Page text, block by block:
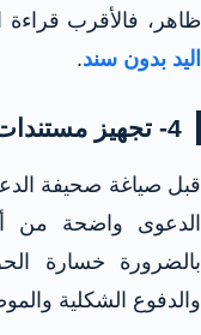
ظاهر، فالأقرب
اليد بدون سند.
4- تجهيز مستندات دعوى الطرد للغصب
قبل صياغة صحيفة
الدعوى واضحة من
بالضرورة خسارة
والدفوع الشكلية